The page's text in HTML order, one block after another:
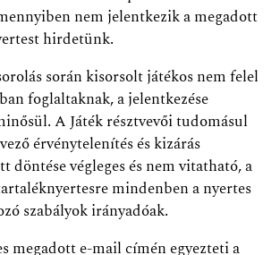
nem jelentkezik a megadott
hirdetünk.
során kisorsolt játékos nem felel
foglaltaknak, a jelentkezése
A Játék résztvevői tudomásul
érvénytelenítés és kizárás
döntése végleges és nem vitatható, a
mindenben a nyertes
szabályok irányadóak.
megadott e-mail címén egyezteti a